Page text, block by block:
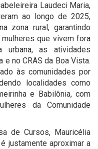
Laudeci Maria,
ao longo de 2025,
zona rural, garantindo
que vivem fora
as atividades
e no CRAS da Boa Vista.
às comunidades por
localidades como
e Babilônia, com
da Comunidade
de Cursos, Mauricélia
justamente aproximar a